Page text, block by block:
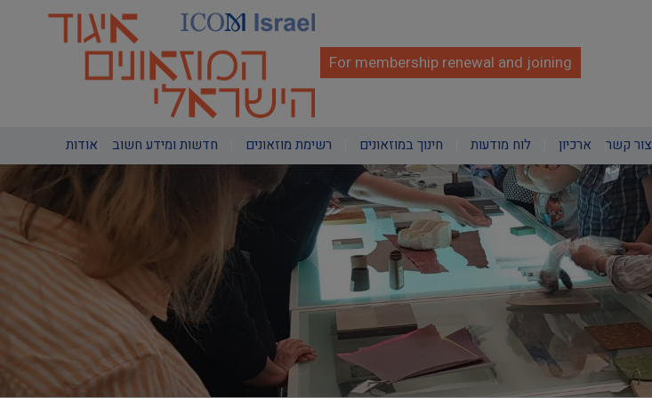
For membership renewal and joining
Main
navigation
אודות חדשות ומידע חשוב רשימת מוזאונים חינוך במוזאונים לוח מודעות ארכיון צור קשר